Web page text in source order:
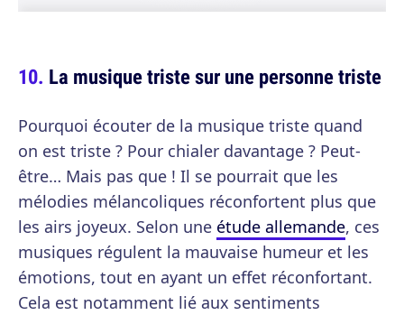
La musique triste sur une personne triste
Pourquoi écouter de la musique triste quand
on est triste ? Pour chialer davantage ? Peut-
être… Mais pas que ! Il se pourrait que les
mélodies mélancoliques réconfortent plus que
les airs joyeux. Selon une étude allemande, ces
musiques régulent la mauvaise humeur et les
émotions, tout en ayant un effet réconfortant.
Cela est notamment lié aux sentiments